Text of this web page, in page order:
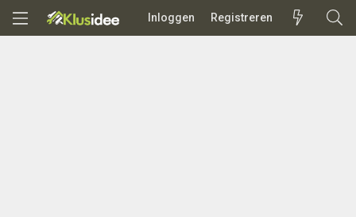
Inloggen Registreren